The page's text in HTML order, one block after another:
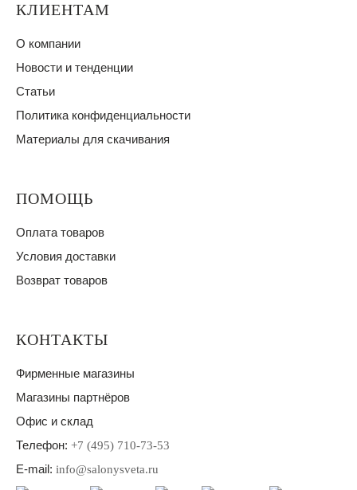
КЛИЕНТАМ
О компании
Новости и тенденции
Статьи
Политика конфиденциальности
Материалы для скачивания
ПОМОЩЬ
Оплата товаров
Условия доставки
Возврат товаров
КОНТАКТЫ
Фирменные магазины
Магазины партнёров
Офис и склад
Телефон: +7 (495) 710-73-53
E-mail: info@salonysveta.ru